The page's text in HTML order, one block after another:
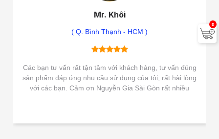
Mr. Khôi
( Q. Bình Thạnh - HCM )
Các bạn tư vấn rất tận tâm với khách hàng, tư vấn đúng
sản phẩm đáp ứng nhu cầu sử dụng của tôi, rất hài lòng
với các bạn. Cảm ơn Nguyễn Gia Sài Gòn rất nhiều
0